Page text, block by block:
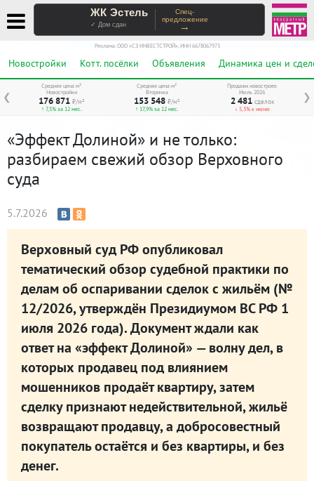
ЖК Эстель
✓ Дом сдан
Спец-
предложение
→
Реклама. ООО «СЗ ИНВЕСТСТРОЙ», ИНН 6678067973
Новостройки Котт. посёлки Объявления Динамика цен и
❮ ❯
Средняя цена м²
Новостройки
176 871 ₽/м²
↑ 7,5% за 12 мес.
Средняя цена м²
Вторичка
153 548 ₽/м²
↑ 17,9% за 12 мес.
Продажи новостроек
Июль 2026
2 481 сделок
↓ 5,3% к июню
«Эффект Долиной» и не только:
разбираем свежий обзор Верховного
суда
5.7.2026
Верховный суд РФ опубликовал
тематический обзор судебной практики по
делам об оспаривании сделок с жильём (№
12/2026, утверждён Президиумом ВС РФ 1
июля 2026 года). Документ ждали как
ответ на «эффект Долиной» — волну дел, в
которых продавец под влиянием
мошенников продаёт квартиру, затем
сделку признают недействительной, жильё
возвращают продавцу, а добросовестный
покупатель остаётся и без квартиры, и без
денег.